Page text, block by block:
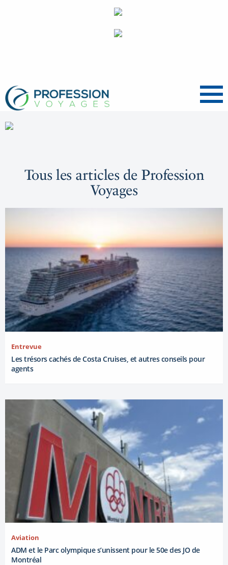
Menu
Tous les articles de Profession
Voyages
Entrevue
Les trésors cachés de Costa Cruises, et autres conseils pour
agents
Aviation
ADM et le Parc olympique s’unissent pour le 50e des JO de
Montréal